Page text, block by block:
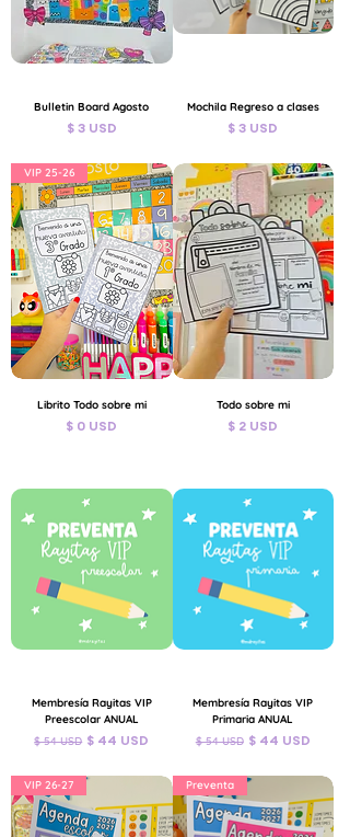
Bulletin Board Agosto
Precio
$ 3 USD
Mochila Regreso a clases
Precio
$ 3 USD
VIP 25-26
Librito Todo sobre mi
Precio
$ 0 USD
Todo sobre mi
Precio
$ 2 USD
Membresía Rayitas VIP
Preescolar ANUAL
Precio
$ 54 USD Precio de oferta
$ 44 USD
Membresía Rayitas VIP
Primaria ANUAL
Precio
$ 54 USD Precio de
$ 44 USD
VIP 26-27 Preventa